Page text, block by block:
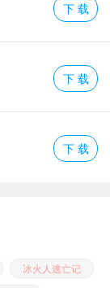
下 载
下 载
下 载
冰火人逃亡记